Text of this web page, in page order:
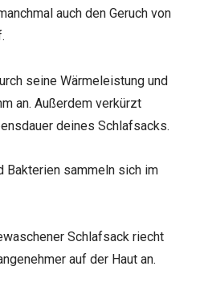
auch den Geruch von
seine Wärmeleistung und
an. Außerdem verkürzt
deines Schlafsacks.
Bakterien sammeln sich im
Schlafsack riecht
auf der Haut an.